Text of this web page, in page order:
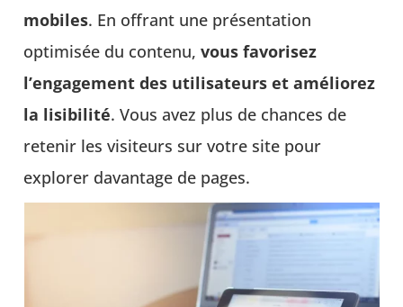
mobiles. En offrant une présentation
optimisée du contenu,vous favorisez
l’engagement des utilisateurs et améliorez
la lisibilité. Vous avez plus de chances de
retenir les visiteurs sur votre site pour
explorer davantage de pages.